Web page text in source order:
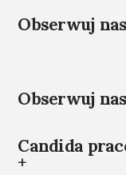
Obserwuj
Obserwuj
Candida
+